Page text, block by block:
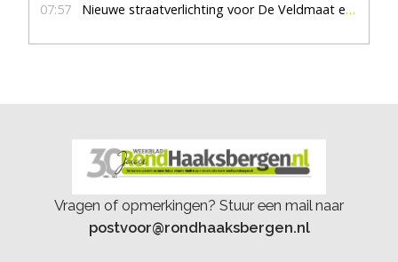
07:57 Nieuwe straatverlichting voor De Veldmaat en De Pas
Vragen of opmerkingen? Stuur een mail naar
postvoor@rondhaaksbergen.nl